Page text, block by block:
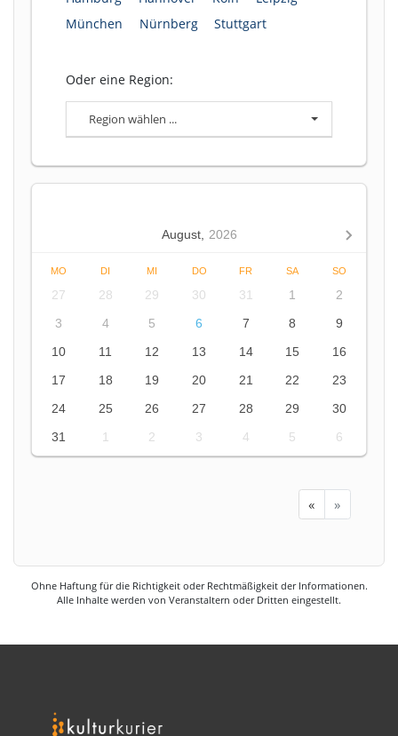
München
Nürnberg Stuttgart
Oder eine Region:
Region wählen ...
August, 2026
MO DI MI DO FR SA SO
27 28 29 30 31 1
2
3
4 5 6 7 8
9
10
11 12 13 14 15
16
17
18 19 20 21 22
23
24
25 26 27 28 29
30
31
1 2 3 4 5 6
« »
Ohne Haftung für die Richtigkeit oder Rechtmäßigkeit der Informationen.
Alle Inhalte werden von Veranstaltern oder Dritten eingestellt.